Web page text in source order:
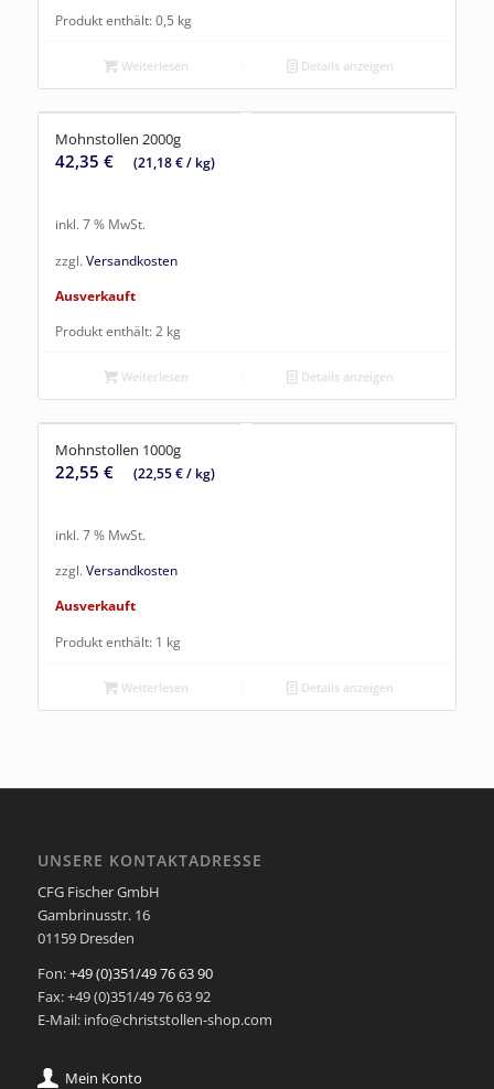
Produkt enthält: 0,5 kg
Weiterlesen Details anzeigen
Mohnstollen 2000g
42,35 € (21,18€/ kg)
inkl. 7 % MwSt.
zzgl. Versandkosten
Ausverkauft
Produkt enthält: 2 kg
Weiterlesen Details anzeigen
Mohnstollen 1000g
22,55 € (22,55€/ kg)
inkl. 7 % MwSt.
zzgl.Versandkosten
Ausverkauft
Produkt enthält: 1 kg
Weiterlesen Details anzeigen
UNSERE KONTAKTADRESSE
CFG Fischer GmbH
Gambrinusstr. 16
01159 Dresden
Fon:+49 (0)351/49 76 63 90
Fax: +49 (0)351/49 76 63 92
E-Mail: info@christstollen-shop.com
Mein Konto